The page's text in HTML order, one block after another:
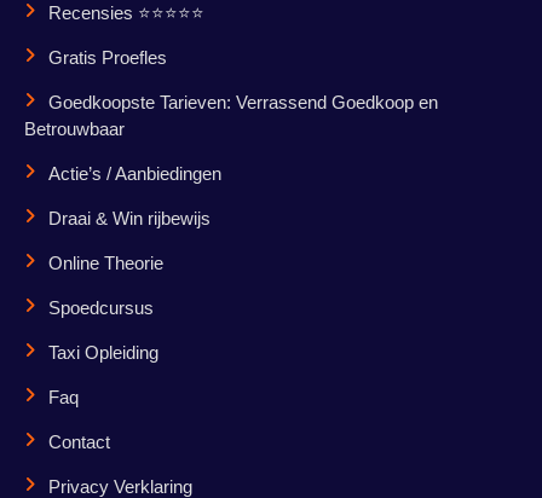
Recensies ⭐⭐⭐⭐⭐
Gratis Proefles
Goedkoopste Tarieven: Verrassend Goedkoop en
Betrouwbaar
Actie’s / Aanbiedingen
Draai & Win rijbewijs
Online Theorie
Spoedcursus
Taxi Opleiding
Faq
Contact
Privacy Verklaring